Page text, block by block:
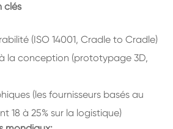
clés
(ISO 14001, Cradle to Cradle)
la conception (prototypage 3D,
(les fournisseurs basés au
18 à 25% sur la logistique)